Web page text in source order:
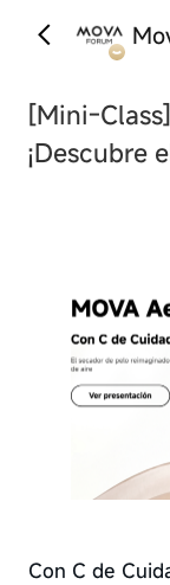
[Mini-Class]
¡Descubre
Con C de